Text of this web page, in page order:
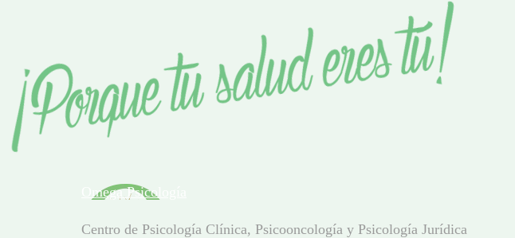
Omega Psicología
Centro de Psicología Clínica, Psicooncología y Psicología Jurídica